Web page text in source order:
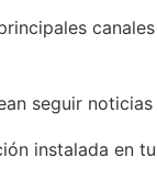
seguir
instalada en